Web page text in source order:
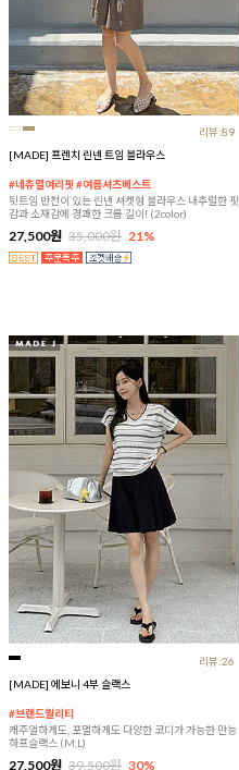
리뷰:89
[MADE] 프렌치 린넨 트임 블라우스
#네츄럴여리핏 #여름셔츠베스트
뒷트임 반전이 있는 린넨 셔켓형 블라우스 내추럴한 핏
감과 소재감에 경쾌한 크롭 길이! (2color)
27,500원 35,000원 21%
리뷰:26
[MADE] 에보니 4부 슬랙스
#브랜드퀄리티
캐주얼하게도, 포멀하게도 다양한 코디가 가능한 만능
하프슬랙스 (M,L)
27,500원 39,500원 30%